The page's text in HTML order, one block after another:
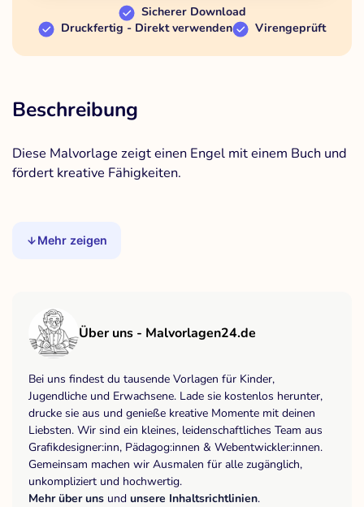
Sicherer Download
Druckfertig - Direkt verwenden
Virengeprüft
Beschreibung
Diese Malvorlage zeigt einen Engel mit einem Buch und
fördert kreative Fähigkeiten.
Mehr zeigen
Über uns - Malvorlagen24.de
Bei uns findest du tausende Vorlagen für Kinder,
Jugendliche und Erwachsene. Lade sie kostenlos herunter,
drucke sie aus und genieße kreative Momente mit deinen
Liebsten. Wir sind ein kleines, leidenschaftliches Team aus
Grafikdesigner:inn, Pädagog:innen & Webentwickler:innen.
Gemeinsam machen wir Ausmalen für alle zugänglich,
unkompliziert und hochwertig.
Mehr über uns und unsere Inhaltsrichtlinien.